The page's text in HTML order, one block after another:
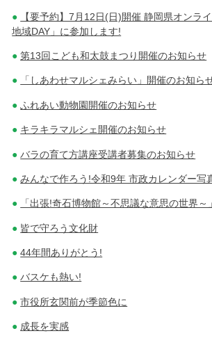
【要予約】7月12日(日)開催 静岡県オンラ
地域DAY」に参加します!
第13回こども和太鼓まつり開催のお知らせ
「しあわせマルシェみらい」開催のお知ら
ふれあい動物園開催のお知らせ
キラキラマルシェ開催のお知らせ
バラの育て方講座受講者募集のお知らせ
みんなで作ろう!令和9年 市政カレンダー写
「出張!奇石博物館～不思議な意思の世界
皆で守ろう文化財
44年間ありがとう!
バスケも熱い!
市役所玄関前が季節色に
成長を実感